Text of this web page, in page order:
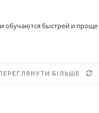
обучаются быстрей и
БІЛЬШЕ